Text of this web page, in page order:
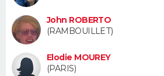
John ROBERTO
(RAMBOUILLET)
Elodie MOUREY
(PARIS)